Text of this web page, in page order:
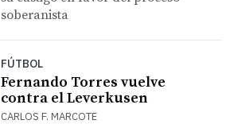
soberanista
FÚTBOL
Fernando Torres vuelve
contra el Leverkusen
CARLOS F. MARCOTE